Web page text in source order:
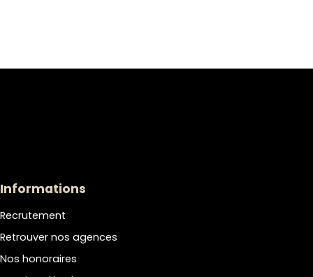
Informations
Recrutement
Retrouver nos agences
Nos honoraires